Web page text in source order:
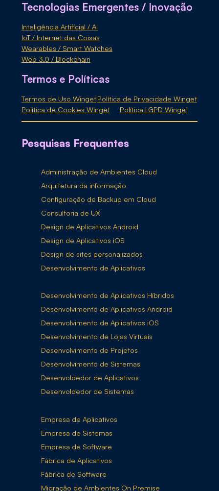
Tecnologias Emergentes / Inovação
Inteligência Artificial / AI
IoT / Internet das Coisas
Wearables / Smart Watches
Web 3.0 / Blockchain
Termos e Políticas
Termos de Uso WingetPolítica de Privacidade Winget
Política de Cookies Winget
Política LGPD Winget
Pesquisas Frequentes
Administração de Ambientes Cloud
Arquitetura da informação
Configuração de Backup em Cloud
Consultoria de UX
Design de Aplicativos Android
Design de Aplicativos iOS
Design de sites personalizados
Desenvolvimento de Aplicativos
Desenvolvimento de Aplicativos Híbridos
Desenvolvimento de Aplicativos Android
Desenvolvimento de Aplicativos iOS
Desenvolvimento de Lojas Virtuais
Desenvolvimento de Projetos
Desenvolvimento de Sistemas
Desenvoldedor de Aplicativos
Desenvoldedor de Sistemas
Empresa de Aplicativos
Empresa de Sistemas
Empresa de Software
Fábrica de Aplicativos
Fábrica de Software
Migração de Ambientes On Premise